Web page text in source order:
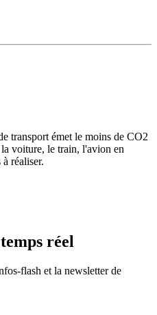
transport émet le moins de CO2
voiture, le train, l'avion en
réaliser.
réel
flash et la newsletter de